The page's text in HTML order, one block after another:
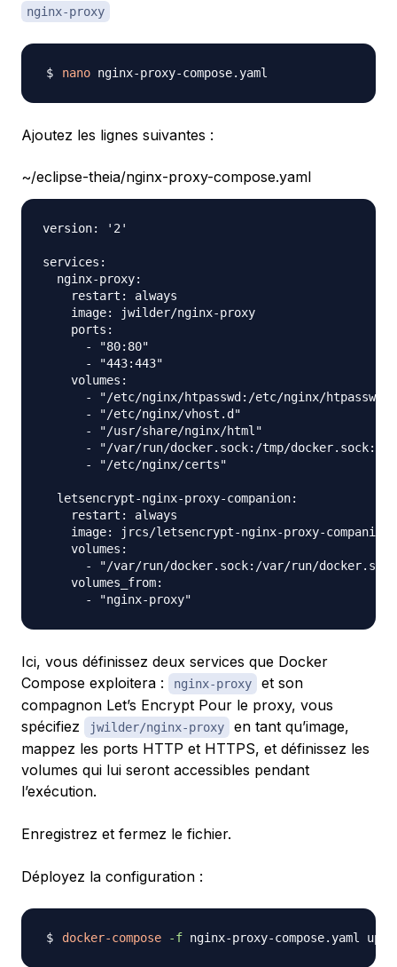
nginx-proxy
nano
Ajoutez les lignes suivantes :
~/eclipse-theia/nginx-proxy-compose.yaml
version: '2'
services:
  nginx-proxy:
    restart: always
    image: jwilder/nginx-proxy
    ports:
      - "80:80"
      - "443:443"
    volumes:
      - "/etc/nginx/htpasswd:/etc/nginx/htpasswd"
      - "/etc/nginx/vhost.d"
      - "/usr/share/nginx/html"
      - "/var/run/docker.sock:/tmp/docker.sock:ro"
      - "/etc/nginx/certs"
  letsencrypt-nginx-proxy-companion:
    restart: always
    image: jrcs/letsencrypt-nginx-proxy-companion
    volumes:
- "/var/run/docker.sock:/var/run/
    volumes_from:
Ici, vous définissez deux services que Docker
Compose exploitera :
nginx-proxy
et son
compagnon Let’s Encrypt Pour le proxy, vous
spécifiez
jwilder/nginx-proxy
en tant qu’image,
mappez les ports HTTP et HTTPS, et définissez les
volumes qui lui seront accessibles pendant
l’exécution.
Enregistrez et fermez le fichier.
Déployez la configuration :
docker-compose -f nginx-proxy-compose.yaml up